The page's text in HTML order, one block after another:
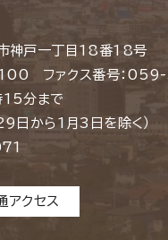
戸一丁目18番18号
ファクス番号：
15分まで
日から1月3日を除く）
アクセス